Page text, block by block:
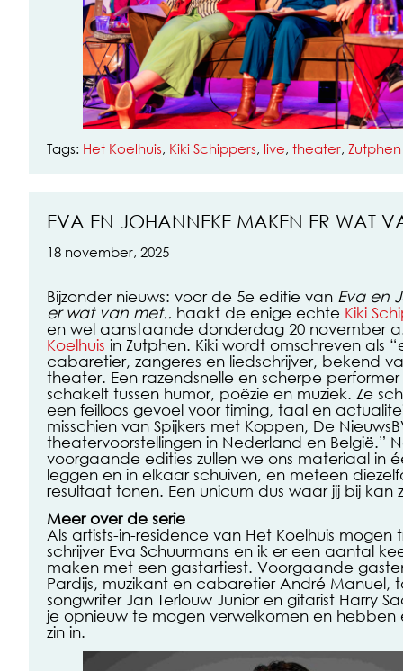
Tags: Het Koelhuis, Kiki Schippers, live, theater, Zutphen
EVA EN JOHANNEKE MAKEN ER WAT
18 november, 2025
Bijzonder nieuws: voor de 5e editie van Eva en
er wat van met.. haakt de enige echte Kiki
en wel aanstaande donderdag 20 november
Koelhuis in Zutphen. Kiki wordt omschreven als
cabaretier, zangeres en liedschrijver, bekend
theater. Een razendsnelle en scherpe
schakelt tussen humor, poëzie en muziek. Ze
een feilloos gevoel voor timing, taal en
misschien van Spijkers met Koppen, De
theatervoorstellingen in Nederland en België.”
voorgaande edities zullen we ons materiaal in
leggen en in elkaar schuiven, en meteen
resultaat tonen. Een unicum dus waar jij bij kan
Meer over de serie
Als artists-in-residence van Het Koelhuis
schrijver Eva Schuurmans en ik er een aantal
maken met een gastartiest. Voorgaande
Pardijs, muzikant en cabaretier André Manuel,
songwriter Jan Terlouw Junior en gitarist Harry
je opnieuw te mogen verwelkomen en hebben
zin in.